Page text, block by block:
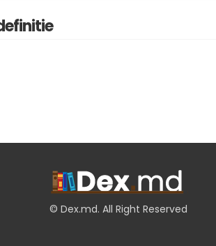
© Dex.md. All Right Reserved